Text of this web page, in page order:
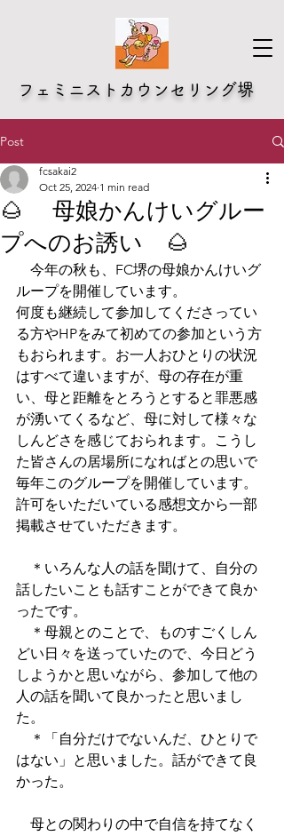
​フェミニストカウンセリング堺
Post
🌰 母娘かんけいグルー
プへのお誘い 🌰
fcsakai2
Oct 25, 2024 1 min read
今年の秋も、FC堺の母娘かんけいグ
ループを開催しています。
何度も継続して参加してくださってい
る方やHPをみて初めての参加という方
もおられます。お一人おひとりの状況
はすべて違いますが、母の存在が重
い、母と距離をとろうとすると罪悪感
が湧いてくるなど、母に対して様々な
しんどさを感じておられます。こうし
た皆さんの居場所になればとの思いで
毎年このグループを開催しています。
許可をいただいている感想文から一部
掲載させていただきます。
＊いろんな人の話を聞けて、自分の
話したいことも話すことができて良か
ったです。
＊母親とのことで、ものすごくしん
どい日々を送っていたので、今日どう
しようかと思いながら、参加して他の
人の話を聞いて良かったと思いまし
た。
＊「自分だけでないんだ、ひとりで
はない」と思いました。話ができて良
かった。
母との関わりの中で自信を持てなく